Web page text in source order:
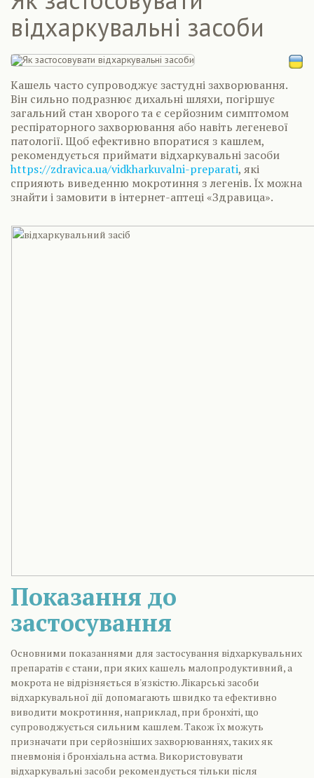
відхаркувальні засоби
Кашель часто супроводжує застудні захворювання.
Він сильно подразнює дихальні шляхи, погіршує
загальний стан хворого та є серйозним симптомом
респіраторного захворювання або навіть легеневої
патології. Щоб ефективно впоратися з кашлем,
рекомендується приймати відхаркувальні засоби
https://zdravica.ua/vidkharkuvalni-preparati, які
сприяють виведенню мокротиння з легенів. Їх можна
знайти і замовити в інтернет-аптеці «Здравица».
Показання до
застосування
Основними показаннями для застосування відхаркувальних
препаратів є стани, при яких кашель малопродуктивний, а
мокрота не відрізняється в'язкістю. Лікарські засоби
відхаркувальної дії допомагають швидко та ефективно
виводити мокротиння, наприклад, при бронхіті, що
супроводжується сильним кашлем. Також їх можуть
призначати при серйозніших захворюваннях, таких як
пневмонія і бронхіальна астма. Використовувати
відхаркувальні засоби рекомендується тільки після